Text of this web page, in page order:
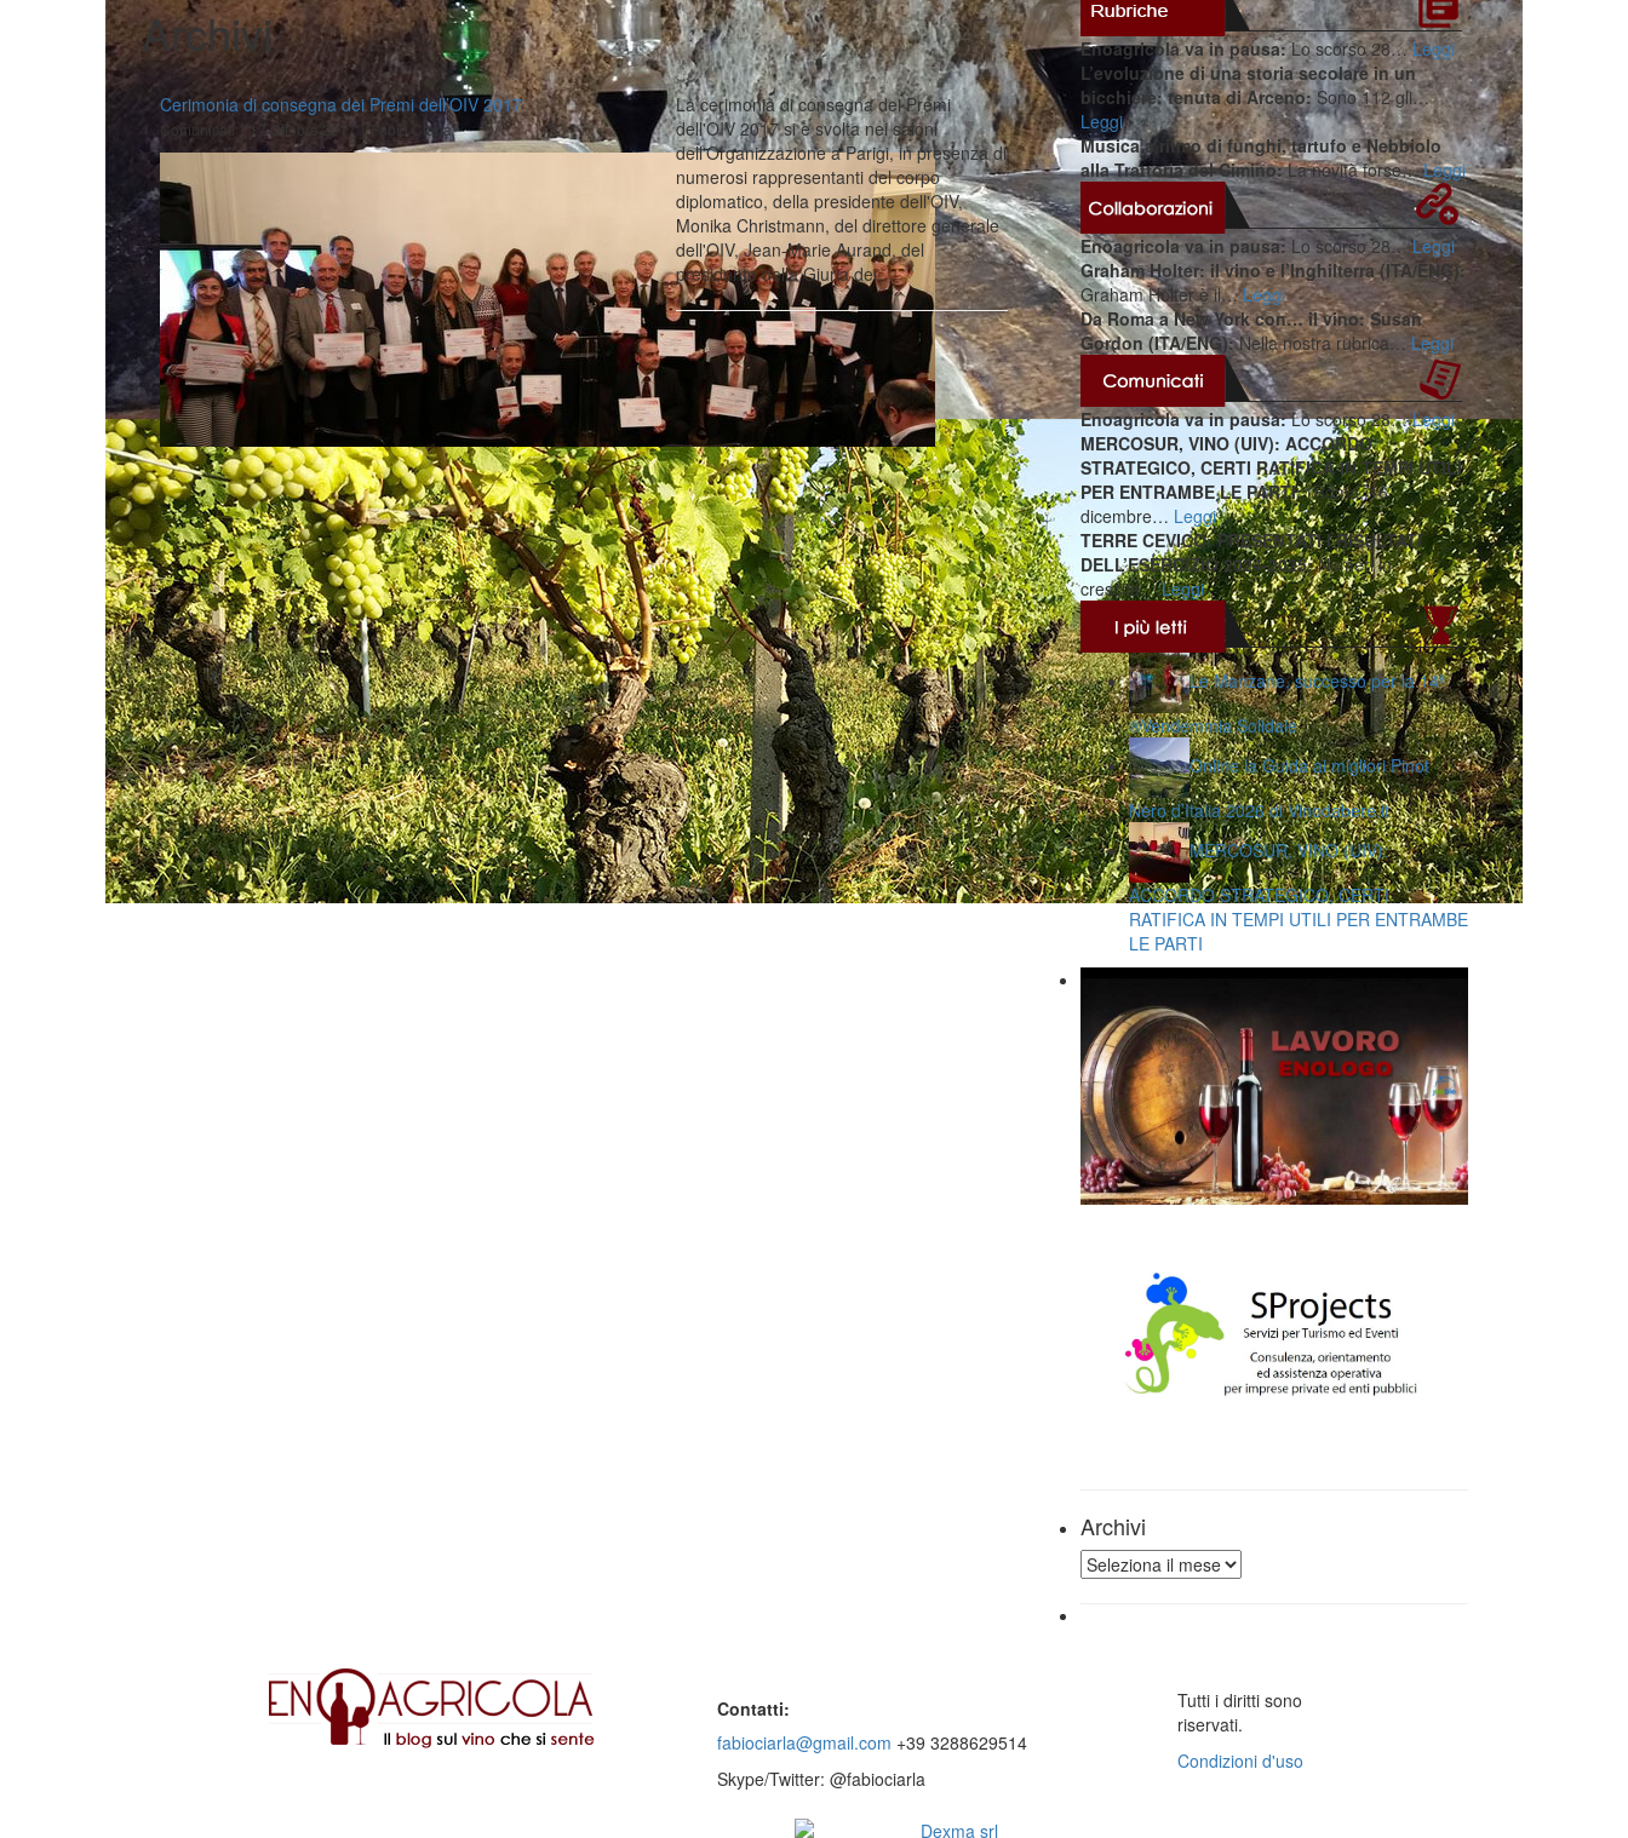
Archivi
Cerimonia di consegna dei Premi dell’OIV 2017
Comunicati 17 Ottobre 2017 |Fabio Ciarla
La cerimonia di consegna dei Premi
dell'OIV 2017 si è svolta nei saloni
dell'Organizzazione a Parigi, in presenza di
numerosi rappresentanti del corpo
diplomatico, della presidente dell'OIV,
Monika Christmann, del direttore generale
dell'OIV, Jean-Marie Aurand, del
presidente della Giuria dei…
Enoagricola va in pausa:Lo scorso 28…Leggi
L’evoluzione di una storia secolare in un
bicchiere: tenuta di Arceno:Sono 112 gli…
Leggi
Musica a ritmo di funghi, tartufo e Nebbiolo
alla Trattoria del Cimino:La novità forse…Leggi
Enoagricola va in pausa: Lo scorso 28…Leggi
Graham Holter: il vino e l’Inghilterra (ITA/ENG):
Graham Holter è il…Leggi
Da Roma a New York con… il vino: Susan
Gordon (ITA/ENG):Nella nostra rubrica…Leggi
Enoagricola va in pausa:Lo scorso 28…Leggi
MERCOSUR, VINO (UIV): ACCORDO
STRATEGICO, CERTI RATIFICA IN TEMPI UTILI
PER ENTRAMBE LE PARTI:(Roma, 16
dicembre… Leggi
TERRE CEVICO: PRESENTATI I RISULTATI
DELL’ESERCIZIO 2024-2025:Numeri in
crescita…Leggi
Le Manzane, successo per la 14ª
®️Vendemmia Solidale
Online la Guida ai migliori Pinot
Nero d’Italia 2026 di Vinodabere.it
MERCOSUR, VINO (UIV):
ACCORDO STRATEGICO, CERTI
RATIFICA IN TEMPI UTILI PER ENTRAMBE
LE PARTI
Archivi
Archivi
Contatti:
fabiociarla@gmail.com +39 3288629514
Skype/Twitter: @fabiociarla
Tutti i diritti sono
riservati.
Condizioni d'uso
Dexma srl